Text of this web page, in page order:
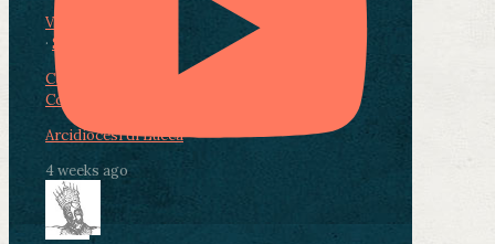
View on Facebook
· Share
Condividi su Facebook
Condividi su LinkedIn
Arcidiocesi di Lucca
4 weeks ago